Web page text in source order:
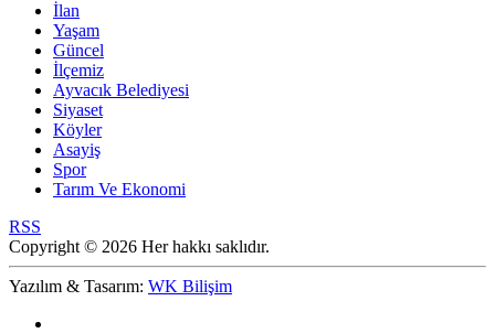
İlan
Yaşam
Güncel
İlçemiz
Ayvacık Belediyesi
Siyaset
Köyler
Asayiş
Spor
Tarım Ve Ekonomi
RSS
Copyright © 2026 Her hakkı saklıdır.
Yazılım & Tasarım: WK Bilişim